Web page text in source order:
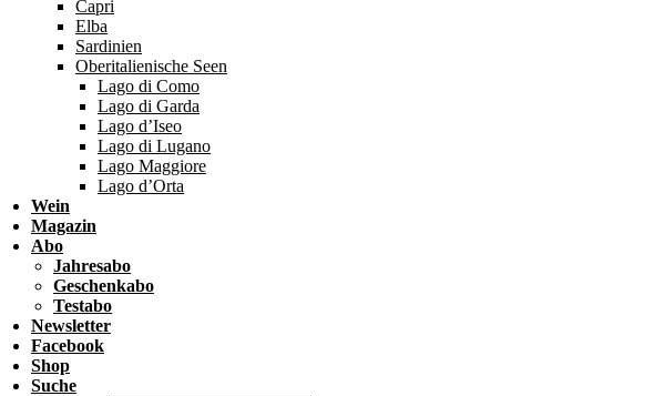
Capri
Elba
Sardinien
Oberitalienische Seen
Lago di Como
Lago di Garda
Lago d’Iseo
Lago di Lugano
Lago Maggiore
Lago d’Orta
Wein
Magazin
Abo
Jahresabo
Geschenkabo
Testabo
Newsletter
Facebook
Shop
Suche